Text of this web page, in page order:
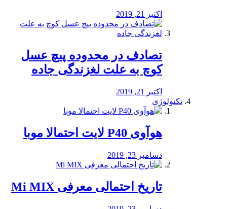
اکتبر 21, 2019
تصادف در محدوده پیچ عسل
کوچ به علت لغزندگی جاده
اکتبر 21, 2019
تکنولوژی
هوآوی P40 لایت احتمالا موبا
دسامبر 23, 2019
تاریخ احتمالی معرفی Mi MIX